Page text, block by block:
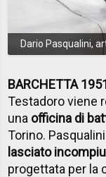
Dario Pasqualini,
BARCHETTA
Testadoro viene
una officina di
Torino.
lasciato
progettata per la